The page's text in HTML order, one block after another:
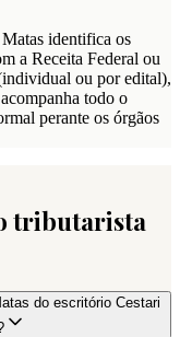
identifica os
a Receita Federal ou
ou por edital),
todo o
perante os órgãos
tributarista
do escritório Cestari